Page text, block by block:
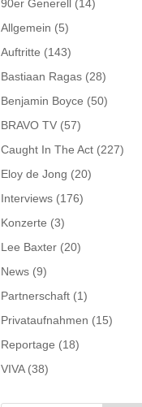
90er Generell (14)
Allgemein (5)
Auftritte (143)
Bastiaan Ragas (28)
Benjamin Boyce (50)
BRAVO TV (57)
Caught In The Act (227)
Eloy de Jong (20)
Interviews (176)
Konzerte (3)
Lee Baxter (20)
News (9)
Partnerschaft (1)
Privataufnahmen (15)
Reportage (18)
VIVA(38)